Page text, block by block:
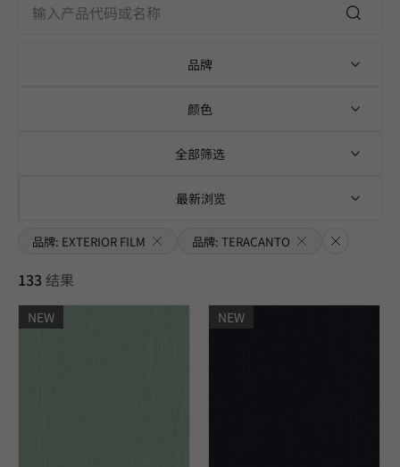
品牌
颜色
全部筛选
最新浏览
品牌: EXTERIOR FILM 品牌: TERACANTO 清除
133 结果
NEW NEW